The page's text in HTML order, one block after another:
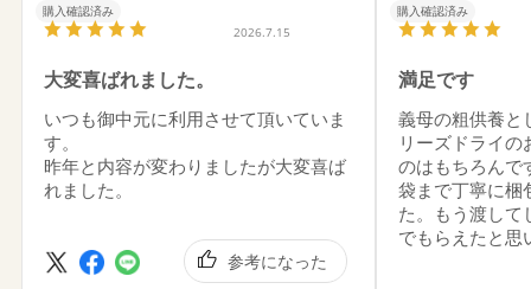
購入確認済み
2026.7.15
大変喜ばれました。
いつも御中元に利用させて頂いていま
す。
昨年と内容が変わりましたが大変喜ば
れました。
参考になった
購入確認済み
満足です
義母の粗供養と
リーズドライ
のはもちろんで
袋まで丁寧に梱
た。もう渡して
でもらえたと思